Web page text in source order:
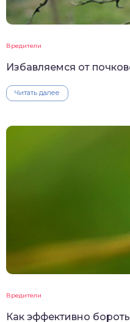
Вредители
Избавляемся от
Читать далее
Вредители
Как эффективно